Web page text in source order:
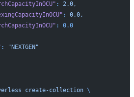
:
2.0,
:
0.0,
:
0.0
:
"NEXTGEN"
create-collection \